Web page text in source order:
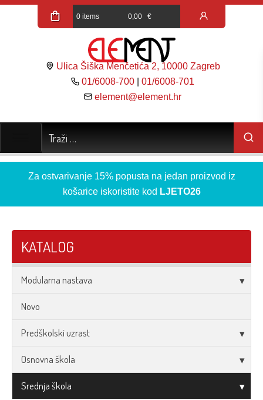
0 items 0,00 €
Ulica Šiška Menčetića 2, 10000 Zagreb
01/6008-700 |01/6008-701
element@element.hr
Za ostvarivanje 15% popusta na jedan proizvod iz
košarice iskoristite kod LJETO26
KATALOG
Modularna nastava
Novo
Predškolski uzrast
Osnovna škola
Srednja škola